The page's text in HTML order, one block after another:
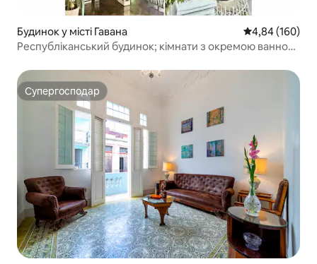
Будинок у місті Гавана Середня
4,84 (160)
Республіканський будинок; кімнати з окремою ванною
Супергосподар
Супергосподар